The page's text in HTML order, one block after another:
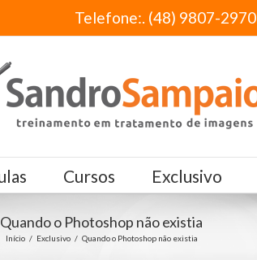
Telefone:. (48) 9807-2970
Cursos Exclusivo
Quando o Photoshop não existia
Início / Exclusivo / Quando o Photoshop não existia